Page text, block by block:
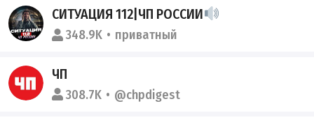
СИТУАЦИЯ 112|ЧП РОССИИ
348.9K приватный
ЧП
308.7K @chpdigest